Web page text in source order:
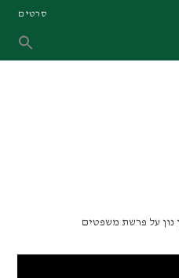
סרטים
על פרשת משפטים